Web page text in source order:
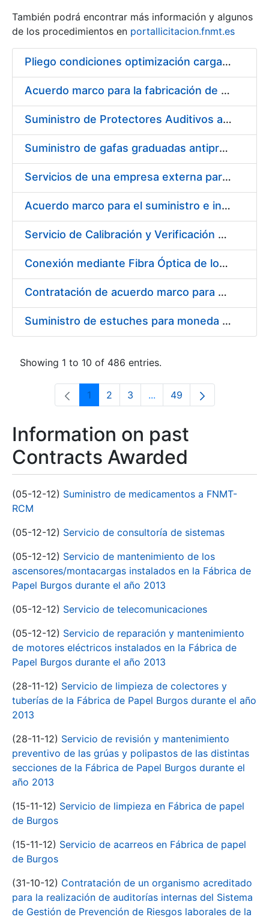
Show/Hide
También podrá encontrar más información y algunos
de los procedimientos en portallicitacion.fnmt.es
Pliego condiciones optimización cargas compras firmado
Acuerdo marco para la fabricación de piezas
Suministro de Protectores Auditivos a medida para las personas trabajadoras de los Centros de Trabajo de Madrid y Burgos
Suministro de gafas graduadas antiproyecciones para los trabajadores de la FNMT-RCM en los centros de trabajo de Madrid y Burgos
Servicios de una empresa externa para el asesoramiento y resolución de los recursos de alzada que se presentan relacionados con procesos de selección para la FNMT-RCM
Acuerdo marco para el suministro e instalación de persianas, estores y otros complementos
Servicio de Calibración y Verificación Externa de los Equipos de Medición del Servicio de Prevención de la FNMT-RCM
Conexión mediante Fibra Óptica de los Centros de Proceso de Datos (CPDs) de las sedes de la FNMT-RCM de Burgos y Madrid
Contratación de acuerdo marco para el Suministro de Material de Electricidad para la Fábrica Nacional de Moneda y Timbre-Real Casa de la Moneda en su centro de trabajo de Burgos
Suministro de estuches para moneda de 30 €
Showing 1 to 10 of 486 entries.
Page
1 Page
2 Page
3 ...Intermediate Pages Use
Page
49
Information on past
Contracts Awarded
(05-12-12) Suministro de medicamentos a FNMT-
RCM
(05-12-12) Servicio de consultoría de sistemas
(05-12-12) Servicio de mantenimiento de los
ascensores/montacargas instalados en la Fábrica de
Papel Burgos durante el año 2013
(05-12-12) Servicio de telecomunicaciones
(05-12-12) Servicio de reparación y mantenimiento
de motores eléctricos instalados en la Fábrica de
Papel Burgos durante el año 2013
(28-11-12) Servicio de limpieza de colectores y
tuberías de la Fábrica de Papel Burgos durante el año
2013
(28-11-12) Servicio de revisión y mantenimiento
preventivo de las grúas y polipastos de las distintas
secciones de la Fábrica de Papel Burgos durante el
año 2013
(15-11-12) Servicio de limpieza en Fábrica de papel
de Burgos
(15-11-12) Servicio de acarreos en Fábrica de papel
de Burgos
(31-10-12) Contratación de un organismo acreditado
para la realización de auditorías internas del Sistema
de Gestión de Prevención de Riesgos laborales de la